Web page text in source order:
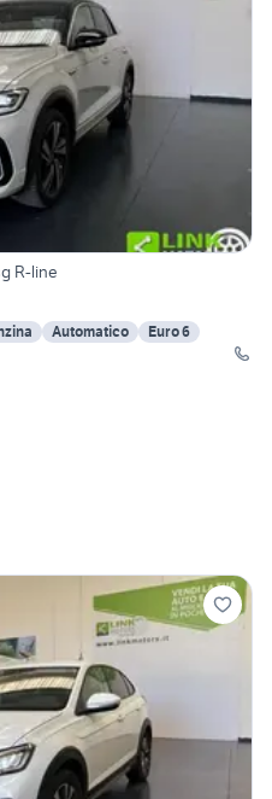
R-line
Automatico
Euro 6